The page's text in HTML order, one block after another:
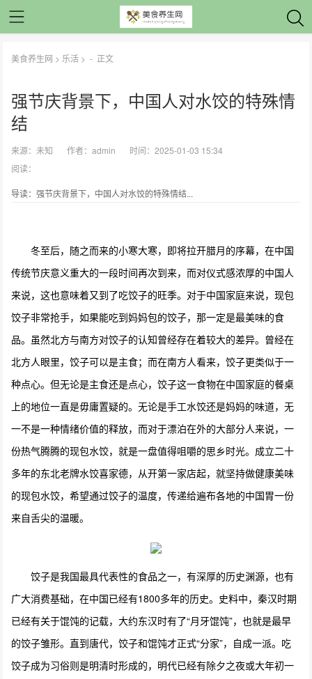
美食养生网 > 乐活 > - 正文
强节庆背景下，中国人对水饺的特殊情
结
来源：未知 作者：admin
时间：2025-01-03 15:34
阅读：
导读：强节庆背景下，中国人对水饺的特殊情结...
冬至后，随之而来的小寒大寒，即将拉开腊月的序幕，在中国
传统节庆意义重大的一段时间再次到来，而对仪式感浓厚的中国人
来说，这也意味着又到了吃饺子的旺季。对于中国家庭来说，现包
饺子非常抢手，如果能吃到妈妈包的饺子，那一定是最美味的食
品。虽然北方与南方对饺子的认知曾经存在着较大的差异。曾经在
北方人眼里，饺子可以是主食；而在南方人看来，饺子更类似于一
种点心。但无论是主食还是点心，饺子这一食物在中国家庭的餐桌
上的地位一直是毋庸置疑的。无论是手工水饺还是妈妈的味道，无
一不是一种情绪价值的释放，而对于漂泊在外的大部分人来说，一
份热气腾腾的现包水饺，就是一盘值得咀嚼的思乡时光。成立二十
多年的东北老牌水饺喜家德，从开第一家店起，就坚持做健康美味
的现包水饺，希望通过饺子的温度，传递给遍布各地的中国胃一份
来自舌尖的温暖。
饺子是我国最具代表性的食品之一，有深厚的历史渊源，也有
广大消费基础，在中国已经有1800多年的历史。史料中，秦汉时期
已经有关于馄饨的记载，大约东汉时有了“月牙馄饨”，也就是最早
的饺子雏形。直到唐代，饺子和馄饨才正式“分家”，自成一派。吃
饺子成为习俗则是明清时形成的，明代已经有除夕之夜或大年初一